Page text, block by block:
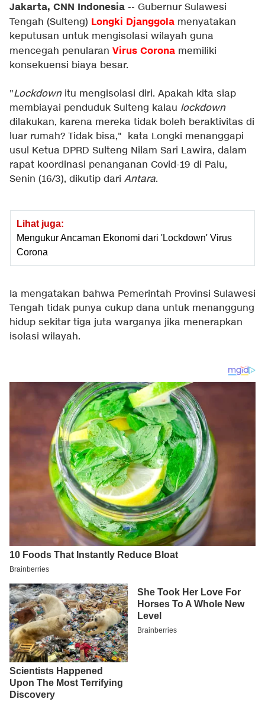
Jakarta, CNN Indonesia -- Gubernur Sulawesi
Tengah (Sulteng) Longki Djanggola menyatakan
keputusan untuk mengisolasi wilayah guna
mencegah penularan Virus Corona memiliki
konsekuensi biaya besar.
"Lockdownitu mengisolasi diri. Apakah kita siap
membiayai penduduk Sulteng kalau lockdown
dilakukan, karena mereka tidak boleh beraktivitas di
luar rumah? Tidak bisa," kata Longki menanggapi
usul Ketua DPRD Sulteng Nilam Sari Lawira, dalam
rapat koordinasi penanganan Covid-19 di Palu,
Senin (16/3), dikutip dari Antara.
Lihat juga:
Mengukur Ancaman Ekonomi dari 'Lockdown' Virus
Corona
Ia mengatakan bahwa Pemerintah Provinsi Sulawesi
Tengah tidak punya cukup dana untuk menanggung
hidup sekitar tiga juta warganya jika menerapkan
isolasi wilayah.